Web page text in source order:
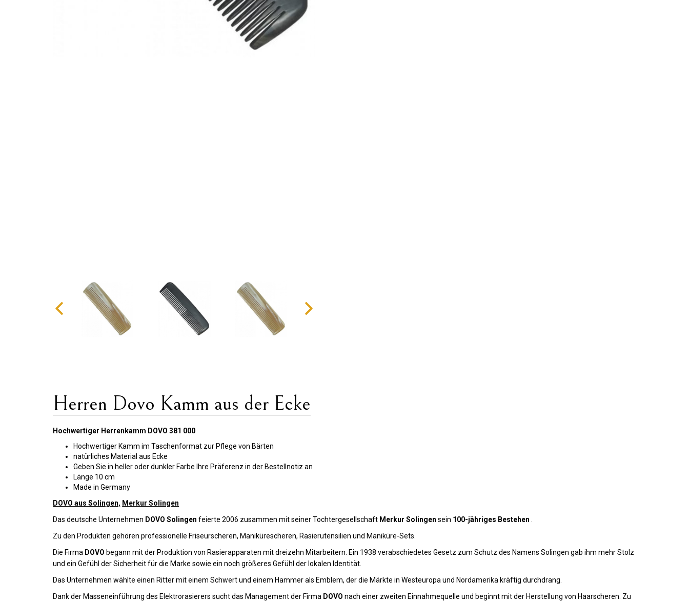
Herren Dovo Kamm aus der Ecke
Hochwertiger Herrenkamm DOVO 381 000
Hochwertiger Kamm im Taschenformat zur Pflege von Bärten
natürliches Material aus Ecke
Geben Sie in heller oder dunkler Farbe Ihre Präferenz in der Bestellnotiz an
Länge 10 cm
Made in Germany
DOVO aus Solingen, Merkur Solingen
Das deutsche Unternehmen DOVO Solingen feierte 2006 zusammen mit seiner Tochtergesellschaft Merkur Solingen sein 100-jähriges Bestehen
Zu den Produkten gehören professionelle Friseurscheren, Manikürescheren, Rasierutensilien und Maniküre-Sets.
Die Firma DOVO begann mit der Produktion von Rasierapparaten mit dreizehn Mitarbeitern. Ein 1938 verabschiedetes Gesetz zum Schutz des Namens Solingen gab ihm mehr Stolz
und ein Gefühl der Sicherheit für die Marke sowie ein noch größeres Gefühl der lokalen Identität.
Das Unternehmen wählte einen Ritter mit einem Schwert und einem Hammer als Emblem, der die Märkte in Westeuropa und Nordamerika kräftig durchdrang.
Dank der Masseneinführung des Elektrorasierers sucht das Management der Firma DOVO nach einer zweiten Einnahmequelle und beginnt mit der Herstellung von Haarscheren. Zu